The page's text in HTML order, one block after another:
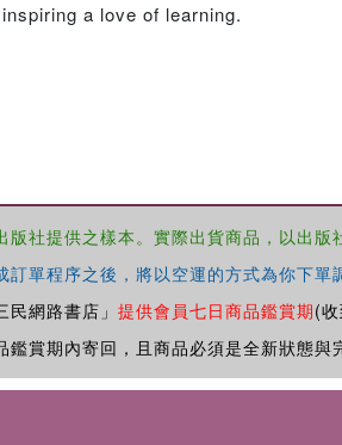
a love of learning.
版社提供之樣本。實際出貨商品，以出
訂單程序之後，將以空運的方式為你下
網路書店」 提供會員七日商品鑑賞期(
鑑賞期內寄回，且商品必須是全新狀態